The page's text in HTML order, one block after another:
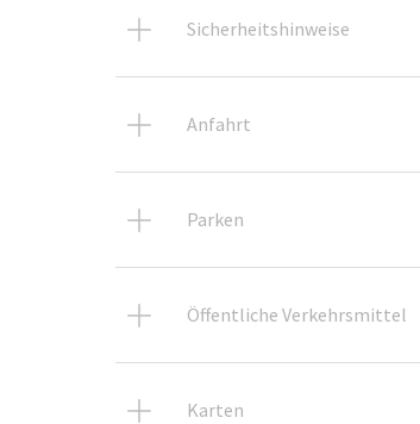
Sicherheitshinweise
Anfahrt
Parken
Öffentliche Verkehrsmittel
Karten